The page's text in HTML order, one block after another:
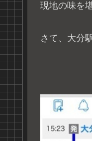
現地の味を
さて、大分